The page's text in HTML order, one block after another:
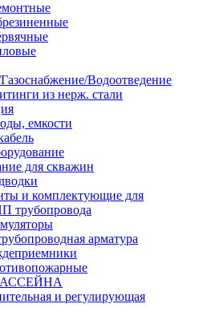
Водоотведение
из нерж. стали
емкости
для скважин
и комплектующие для
трубопровода
арматура
и регулирующая